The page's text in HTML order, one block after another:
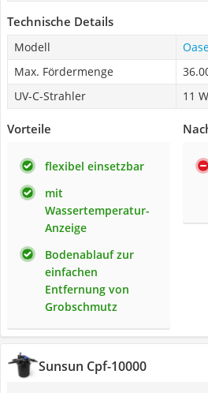
Technische Details
Modell
Max. Fördermenge
UV-C-Strahler
11
Vorteile
flexibel einsetzbar
mit
Wassertemperatur-
Anzeige
Bodenablauf zur
einfachen
Entfernung von
Grobschmutz
Sunsun Cpf-10000